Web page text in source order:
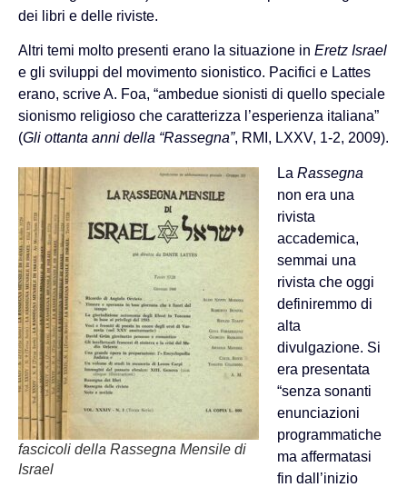
dei libri e delle riviste.
Altri temi molto presenti erano la situazione in Eretz Israel
e gli sviluppi del movimento sionistico. Pacifici e Lattes
erano, scrive A. Foa, “ambedue sionisti di quello speciale
sionismo religioso che caratterizza l’esperienza italiana”
(Gli ottanta anni della “Rassegna”, RMI, LXXV, 1-2, 2009).
fascicoli della Rassegna Mensile di
Israel
La Rassegna
non era una
rivista
accademica,
semmai una
rivista che oggi
definiremmo di
alta
divulgazione. Si
era presentata
“senza sonanti
enunciazioni
programmatiche
ma affermatasi
fin dall’inizio